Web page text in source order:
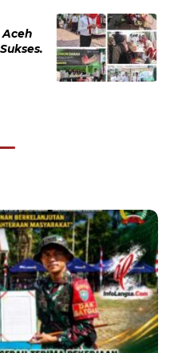
Aceh